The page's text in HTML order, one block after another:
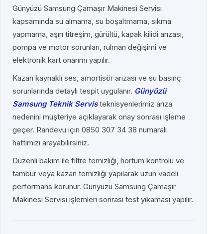
Günyüzü Samsung Çamaşır Makinesi Servisi
kapsamında su almama, su boşaltmama, sıkma
yapmama, aşırı titreşim, gürültü, kapak kilidi arızası,
pompa ve motor sorunları, rulman değişimi ve
elektronik kart onarımı yapılır.
Kazan kaynaklı ses, amortisör arızası ve su basınç
sorunlarında detaylı tespit uygulanır. Günyüzü
Samsung Teknik Servisteknisyenlerimiz arıza
nedenini müşteriye açıklayarak onay sonrası işleme
geçer. Randevu için 0850 307 34 38 numaralı
hattımızı arayabilirsiniz.
Düzenli bakım ile filtre temizliği, hortum kontrolü ve
tambur veya kazan temizliği yapılarak uzun vadeli
performans korunur. Günyüzü Samsung Çamaşır
Makinesi Servisi işlemleri sonrası test yıkaması yapılır.